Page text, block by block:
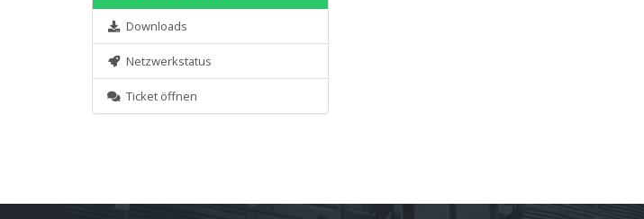
Downloads
Netzwerkstatus
Ticket öffnen